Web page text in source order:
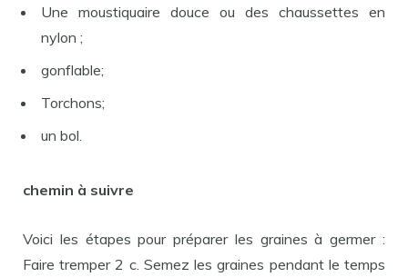
Une moustiquaire douce ou des chaussettes en
nylon ;
gonflable;
Torchons;
un bol.
chemin à suivre
Voici les étapes pour préparer les graines à germer :
Faire tremper 2 c. Semez les graines pendant le temps